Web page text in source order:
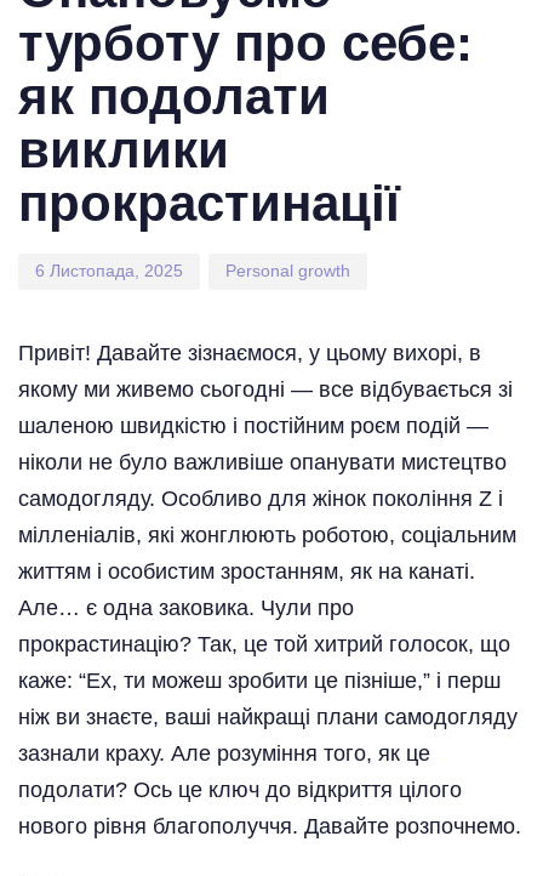
турботу про себе:
як подолати
виклики
прокрастинації
6 Листопада, 2025 Personal growth
Привіт! Давайте зізнаємося, у цьому вихорі, в
якому ми живемо сьогодні — все відбувається зі
шаленою швидкістю і постійним роєм подій —
ніколи не було важливіше опанувати мистецтво
самодогляду. Особливо для жінок покоління Z і
мілленіалів, які жонглюють роботою, соціальним
життям і особистим зростанням, як на канаті.
Але… є одна заковика. Чули про
прокрастинацію? Так, це той хитрий голосок, що
каже: “Ех, ти можеш зробити це пізніше,” і перш
ніж ви знаєте, ваші найкращі плани самодогляду
зазнали краху. Але розуміння того, як це
подолати? Ось це ключ до відкриття цілого
нового рівня благополуччя. Давайте розпочнемо.